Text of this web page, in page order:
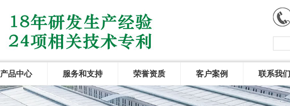
产品中心 服务和支持 荣誉资质 客户案例 联系我们